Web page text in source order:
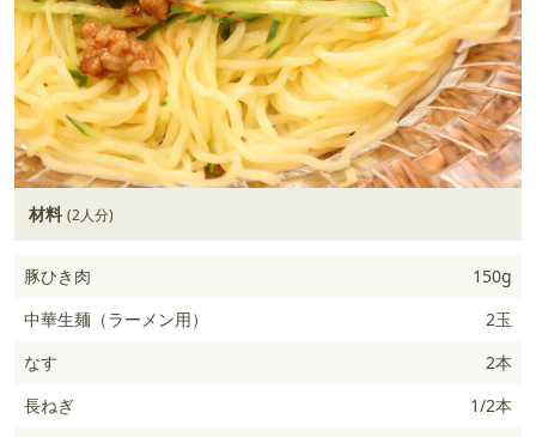
材料 (2人分)
豚ひき肉
150g
中華生麺（ラーメン用）
2玉
なす
2本
長ねぎ
1/2本